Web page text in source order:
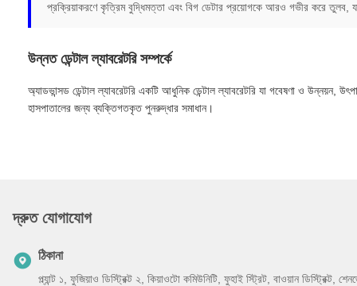
প্রক্রিয়াকরণে কৃত্রিম বুদ্ধিমত্তা এবং বিগ ডেটার প্রয়োগকে আরও গভীর করে তুলব,
উন্নত ডেন্টাল ল্যাবরেটরি সম্পর্কে
অ্যাডভান্সড ডেন্টাল ল্যাবরেটরি একটি আধুনিক ডেন্টাল ল্যাবরেটরি যা গবেষণা ও উন্নয়ন,
হাসপাতালের জন্য ব্যক্তিগতকৃত পুনরুদ্ধার সমাধান।
দ্রুত যোগাযোগ
ঠিকানা
প্ল্যান্ট ১, ফুজিয়াও ডিস্ট্রিক্ট ২, কিয়াওটো কমিউনিটি, ফুহাই স্ট্রিট, বাওয়ান ডিস্ট্রিক্ট,